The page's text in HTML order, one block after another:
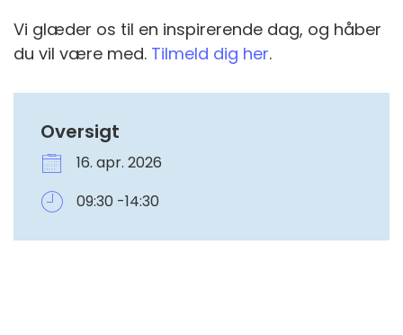
Vi glæder os til en inspirerende dag, og håber
du vil være med. Tilmeld dig her.
Oversigt
16. apr. 2026
09:30 -14:30